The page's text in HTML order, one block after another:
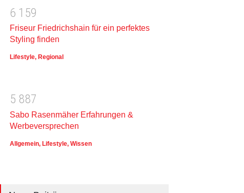
6 1 59
Friseur Friedrichshain für ein perfektes
Styling finden
Lifestyle, Regional
5 887
Sabo Rasenmäher Erfahrungen &
Werbeversprechen
Allgemein, Lifestyle, Wissen